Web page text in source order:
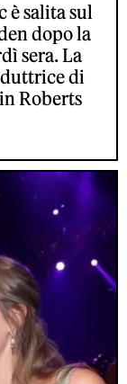
è salita sul
dopo la
sera. La
di
Roberts